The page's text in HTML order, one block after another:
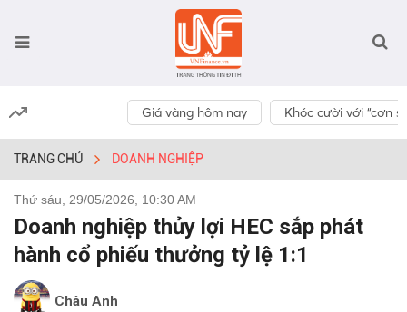
Giá vàng hôm nay Khóc cười với “cơn
TRANG CHỦ DOANH NGHIỆP
Thứ sáu, 29/05/2026, 10:30 AM
Doanh nghiệp thủy lợi HEC sắp phát
hành cổ phiếu thưởng tỷ lệ 1:1
Châu Anh